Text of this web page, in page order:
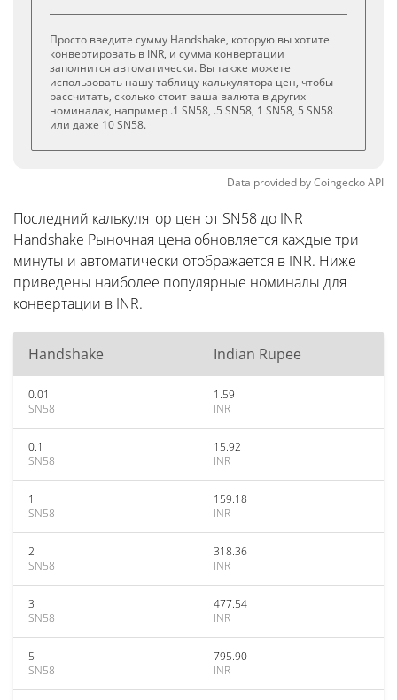
Просто введите сумму Handshake, которую вы хотите
конвертировать в INR, и сумма конвертации
заполнится автоматически. Вы также можете
использовать нашу таблицу калькулятора цен, чтобы
рассчитать, сколько стоит ваша валюта в других
номиналах, например .1 SN58, .5 SN58, 1 SN58, 5 SN58
или даже 10 SN58.
Data provided byCoingeckoAPI
Последний калькулятор цен от SN58 до INR
Handshake Рыночная цена обновляется каждые три
минуты и автоматически отображается в INR. Ниже
приведены наиболее популярные номиналы для
конвертации в INR.
Handshake Indian Rupee
0.01
SN58
1.59
INR
0.1
SN58
15.92
INR
1
SN58
159.18
INR
2
SN58
318.36
INR
3
SN58
477.54
INR
5
SN58
795.90
INR